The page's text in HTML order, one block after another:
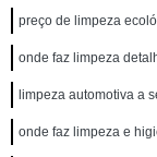
preço de limpeza
onde faz limpeza
limpeza automotiva a
onde faz limpeza e